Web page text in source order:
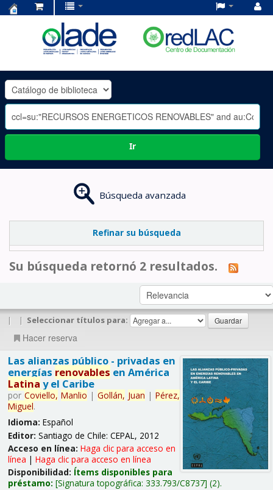
OLADE
-
Ir
Búsqueda avanzada
Refinar su búsqueda
Su búsqueda retornó 2 resultados.
| | Seleccionar títulos para:
Hacer reserva
Las alianzas público - privadas en
energías renovables en América
Latina y el Caribe
por Coviello, Manlio | Gollán, Juan | Pérez,
Miguel.
Idioma: Español
Editor: Santiago de Chile: CEPAL, 2012
Acceso en línea: Haga clic para acceso en
línea | Haga clic para acceso en línea
Disponibilidad: Ítems disponibles para
préstamo: Signatura topográfica: 333.793/C8737 (2).